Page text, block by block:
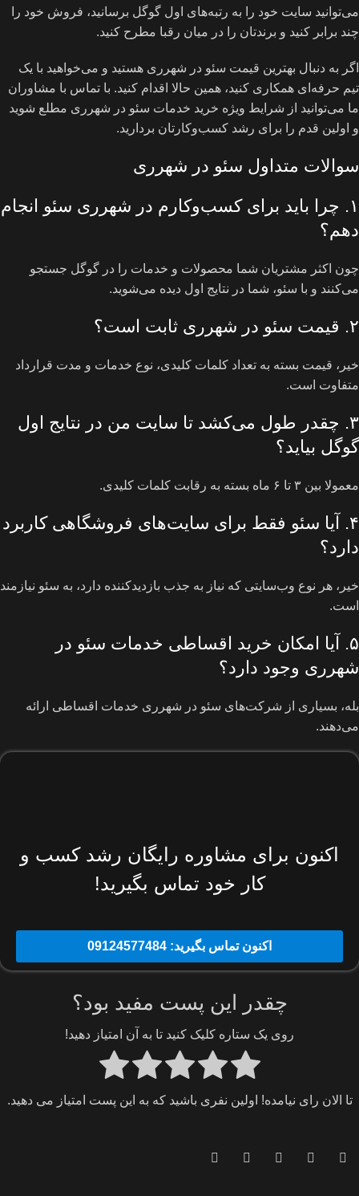
می‌توانید سایت خود را به رتبه‌های اول گوگل برسانید، فروش خود را
چند برابر کنید و برندتان را در میان رقبا مطرح کنید.
اگر به دنبال بهترین قیمت سئو در شهرری هستید و می‌خواهید با یک
تیم حرفه‌ای همکاری کنید، همین حالا اقدام کنید. با تماس با مشاوران
ما می‌توانید از شرایط ویژه خرید خدمات سئو در شهرری مطلع شوید
و اولین قدم را برای رشد کسب‌وکارتان بردارید.
سوالات متداول سئو در شهرری
۱. چرا باید برای کسب‌وکارم در شهرری سئو انجام
دهم؟
چون اکثر مشتریان شما محصولات و خدمات را در گوگل جستجو
می‌کنند و با سئو، شما در نتایج اول دیده می‌شوید.
۲. قیمت سئو در شهرری ثابت است؟
خیر، قیمت بسته به تعداد کلمات کلیدی، نوع خدمات و مدت قرارداد
متفاوت است.
۳. چقدر طول می‌کشد تا سایت من در نتایج اول
گوگل بیاید؟
معمولا بین ۳ تا ۶ ماه بسته به رقابت کلمات کلیدی.
۴. آیا سئو فقط برای سایت‌های فروشگاهی کاربرد
دارد؟
خیر، هر نوع وب‌سایتی که نیاز به جذب بازدیدکننده دارد، به سئو نیازمند
است.
۵. آیا امکان خرید اقساطی خدمات سئو در
شهرری وجود دارد؟
بله، بسیاری از شرکت‌های سئو در شهرری خدمات اقساطی ارائه
می‌دهند.
اکنون برای مشاوره رایگان رشد کسب و
کار خود تماس بگیرید!
اکنون تماس بگیرید: 09124577484
چقدر این پست مفید بود؟
روی یک ستاره کلیک کنید تا به آن امتیاز دهید!
تا الان رای نیامده! اولین نفری باشید که به این پست امتیاز می دهید.